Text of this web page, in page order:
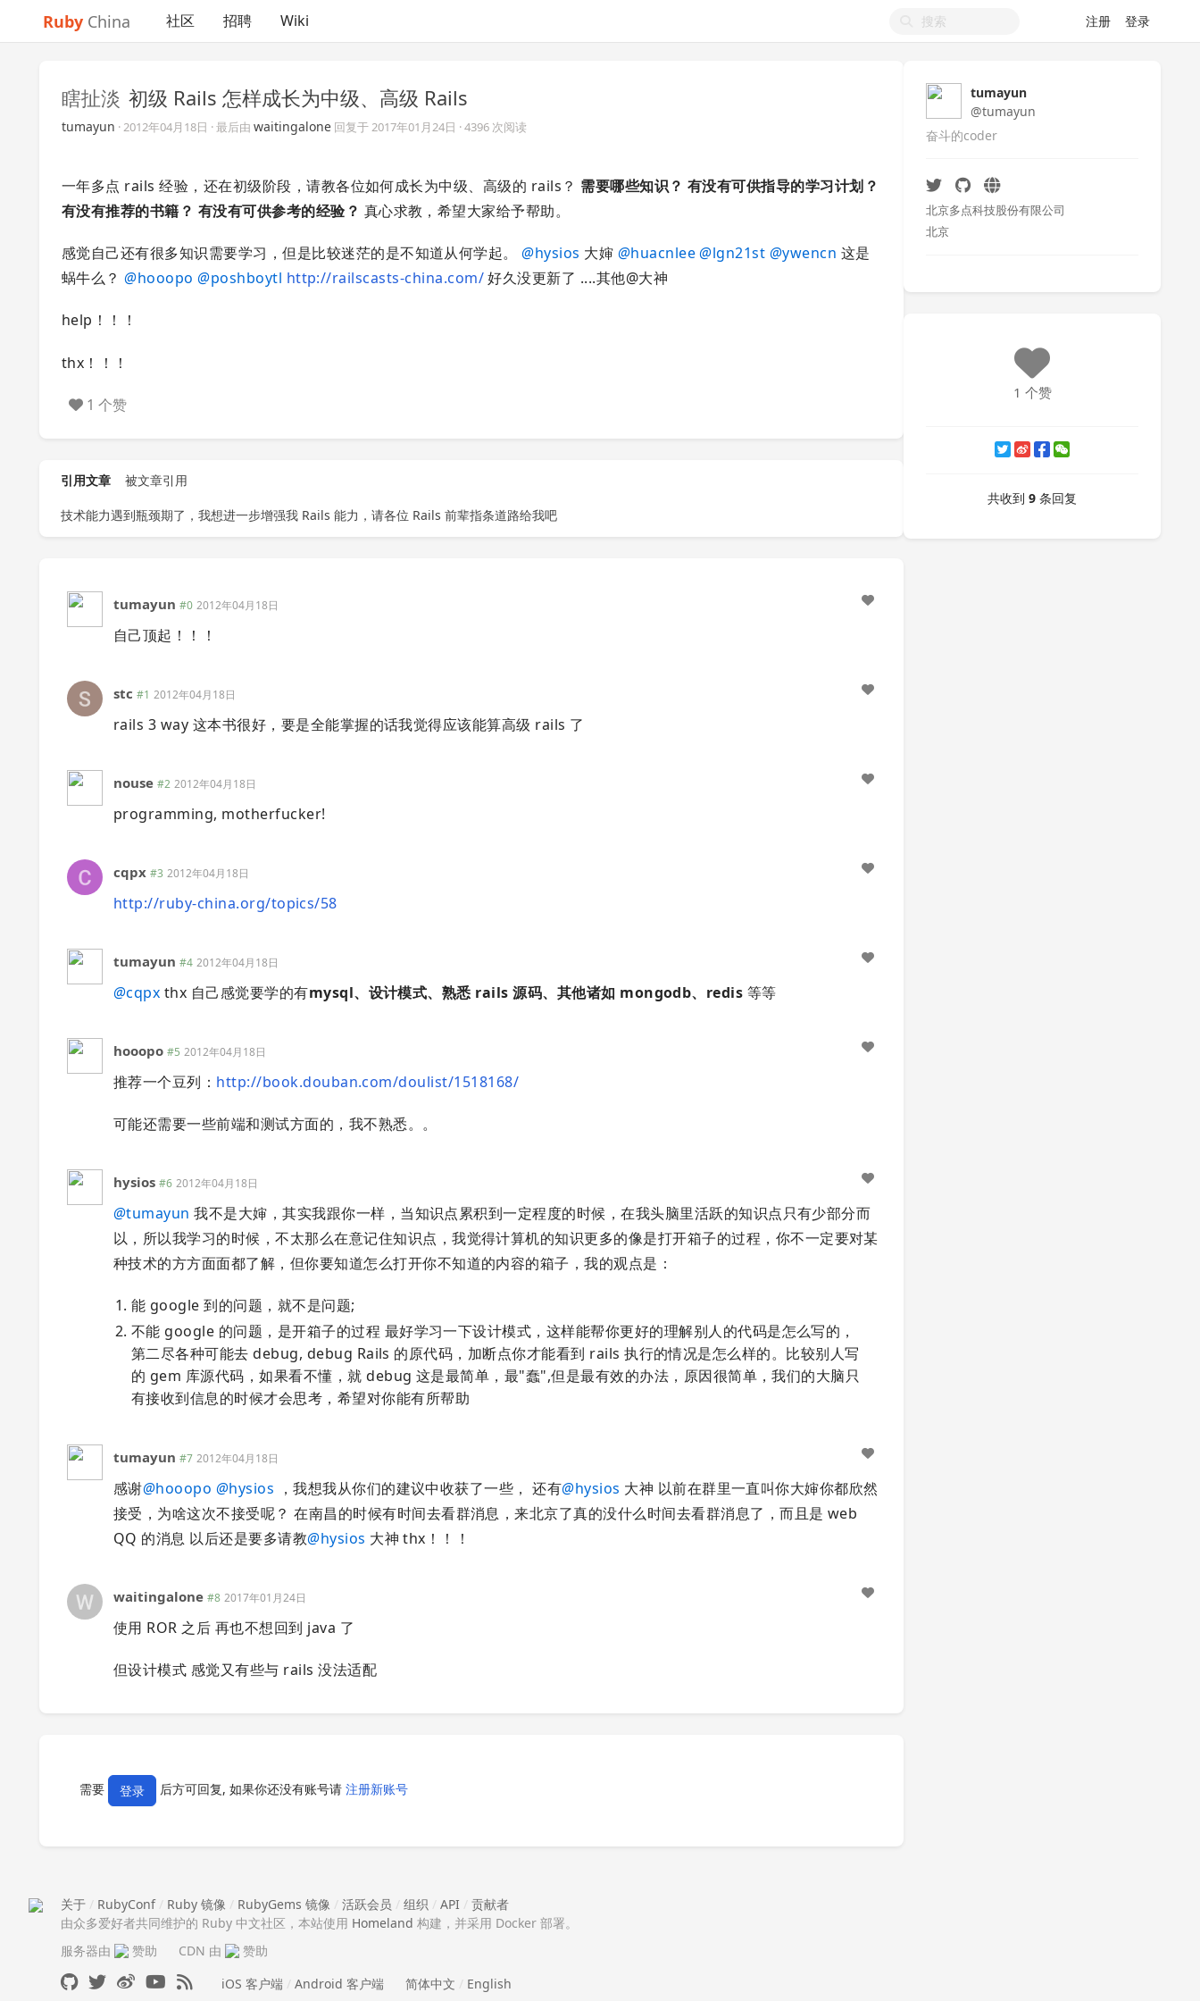
Ruby China 社区 招聘 Wiki 注册 登录
瞎扯淡 初级 Rails 怎样成长为中级、高级 Rails
tumayun ·2012年04月18日 · 最后由 waitingalone 回复于2017年01月24日 · 4396 次阅读
一年多点 rails 经验，还在初级阶段，请教各位如何成长为中级、高级的 rails？ 需要哪些知识？ 有没有可供指导的学习计划？
有没有推荐的书籍？ 有没有可供参考的经验？ 真心求教，希望大家给予帮助。
感觉自己还有很多知识需要学习，但是比较迷茫的是不知道从何学起。@hysios 大婶 @huacnlee @lgn21st @ywencn 这是
蜗牛么？@hooopo @poshboytl http://railscasts-china.com/好久没更新了 ....其他@大神
help！！！
thx！！！
1 个赞
引用文章 被文章引用
技术能力遇到瓶颈期了，我想进一步增强我 Rails 能力，请各位 Rails 前辈指条道路给我吧
tumayun #0 2012年04月18日
自己顶起！！！
stc #1 2012年04月18日
rails 3 way 这本书很好，要是全能掌握的话我觉得应该能算高级 rails 了
nouse #2 2012年04月18日
programming, motherfucker!
cqpx #3 2012年04月18日
http://ruby-china.org/topics/58
tumayun #4 2012年04月18日
@cqpx thx 自己感觉要学的有mysql、设计模式、熟悉 rails 源码、其他诸如 mongodb、redis 等等
hooopo #5 2012年04月18日
推荐一个豆列： http://book.douban.com/doulist/1518168/
可能还需要一些前端和测试方面的，我不熟悉。。
hysios #6 2012年04月18日
@tumayun 我不是大婶，其实我跟你一样，当知识点累积到一定程度的时候，在我头脑里活跃的知识点只有少部分而
以，所以我学习的时候，不太那么在意记住知识点，我觉得计算机的知识更多的像是打开箱子的过程，你不一定要对某
种技术的方方面面都了解，但你要知道怎么打开你不知道的内容的箱子，我的观点是：
能 google 到的问题，就不是问题;
不能 google 的问题，是开箱子的过程 最好学习一下设计模式，这样能帮你更好的理解别人的代码是怎么写的，
第二尽各种可能去 debug, debug Rails 的原代码，加断点你才能看到 rails 执行的情况是怎么样的。比较别人写
的 gem 库源代码，如果看不懂，就 debug 这是最简单，最"蠢",但是最有效的办法，原因很简单，我们的大脑只
有接收到信息的时候才会思考，希望对你能有所帮助
tumayun #7 2012年04月18日
感谢@hooopo @hysios ，我想我从你们的建议中收获了一些， 还有@hysios 大神 以前在群里一直叫你大婶你都欣然
接受，为啥这次不接受呢？ 在南昌的时候有时间去看群消息，来北京了真的没什么时间去看群消息了，而且是 web
QQ 的消息 以后还是要多请教@hysios 大神 thx！！！
waitingalone #8 2017年01月24日
使用 ROR 之后 再也不想回到 java 了
但设计模式 感觉又有些与 rails 没法适配
需要 登录 后方可回复, 如果你还没有账号请 注册新账号
tumayun
@tumayun
奋斗的coder
北京多点科技股份有限公司
北京
1 个赞
共收到 9 条回复
关于 / RubyConf/ Ruby 镜像 / RubyGems 镜像 / 活跃会员 / 组织 / API / 贡献者
由众多爱好者共同维护的 Ruby 中文社区，本站使用 Homeland 构建，并采用 Docker 部署。
服务器由
赞助 CDN 由
赞助
iOS 客户端 / Android 客户端 简体中文 / English